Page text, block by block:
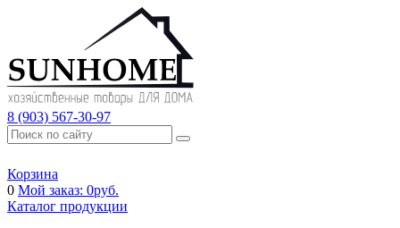
8 (903) 567-30-97
Корзина
0 Мой заказ: 0руб.
Каталог продукции